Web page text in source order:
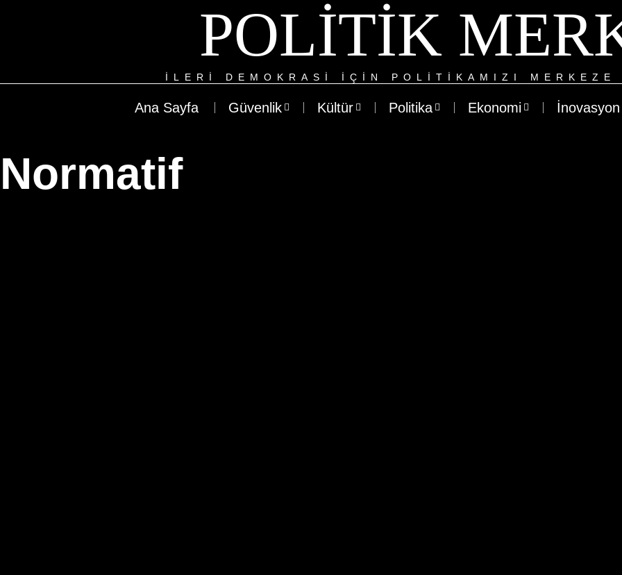
POLITIK
ILERI DEMOKRASI IÇIN POLITIKAMIZI
Ana Sayfa Güvenlik Kültür Politika Ekonomi İnovasyon
Normatif